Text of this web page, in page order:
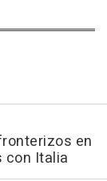
en
con Italia